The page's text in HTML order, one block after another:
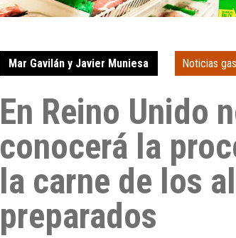
Mar Gavilán y Javier Muniesa Noticias
En Reino Unido
conocerá la
la carne de los
preparados